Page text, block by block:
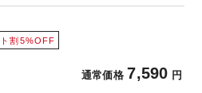
割5%OFF
通常価格 7,590 円